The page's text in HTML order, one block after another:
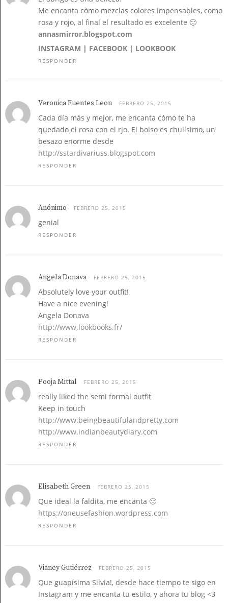
Me encanta còmo mezclas colores impensables, como
rosa y rojo, al final el resultado es excelente 🙂
annasmirror.blogspot.com
INSTAGRAM | FACEBOOK | LOOKBOOK
RESPONDER
Veronica Fuentes Leon FEBRERO 25, 2015
Cada día más y mejor, me encanta cómo te ha
quedado el rosa con el rjo. El bolso es chulísimo, un
besazo enorme desde
http://sstardivariuss.blogspot.com
RESPONDER
Anónimo FEBRERO 25, 2015
genial
RESPONDER
Angela Donava FEBRERO 25, 2015
Absolutely love your outfit!
Have a nice evening!
Angela Donava
http://www.lookbooks.fr/
RESPONDER
Pooja Mittal FEBRERO 25, 2015
really liked the semi formal outfit
Keep in touch
http://www.beingbeautifulandpretty.com
http://www.indianbeautydiary.com
RESPONDER
Elisabeth Green FEBRERO 25, 2015
Que ideal la faldita, me encanta 🙂
https://oneusefashion.wordpress.com
RESPONDER
Vianey Gutiérrez FEBRERO 25, 2015
Que guapísima Silvia!, desde hace tiempo te sigo en
Instagram y me encanta tu estilo, y ahora tu blog <3